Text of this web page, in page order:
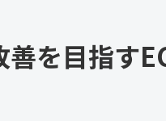
を目指す